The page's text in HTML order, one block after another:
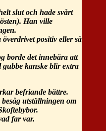
slut och hade svårt
Han ville
positiv eller så
borde det innebära att
kanske blir extra
befriande bättre.
utställningen om
far var.